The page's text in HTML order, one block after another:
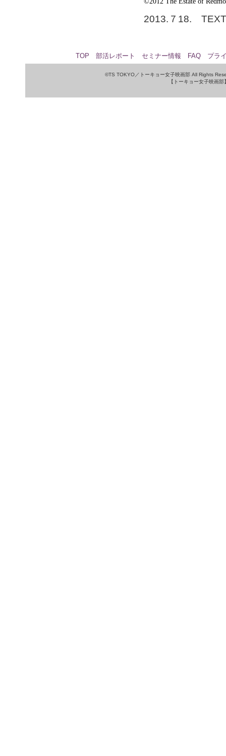
2013.７18.
TOP 部活レポート セミナー情報 FAQ プラ
©TS TOKYO／トーキョー女子映画部 All Rights
【トーキョー女子映画